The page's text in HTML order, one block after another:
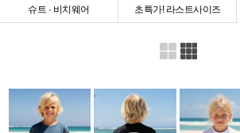
슈트 · 비치웨어 초특가! 라스트사이즈